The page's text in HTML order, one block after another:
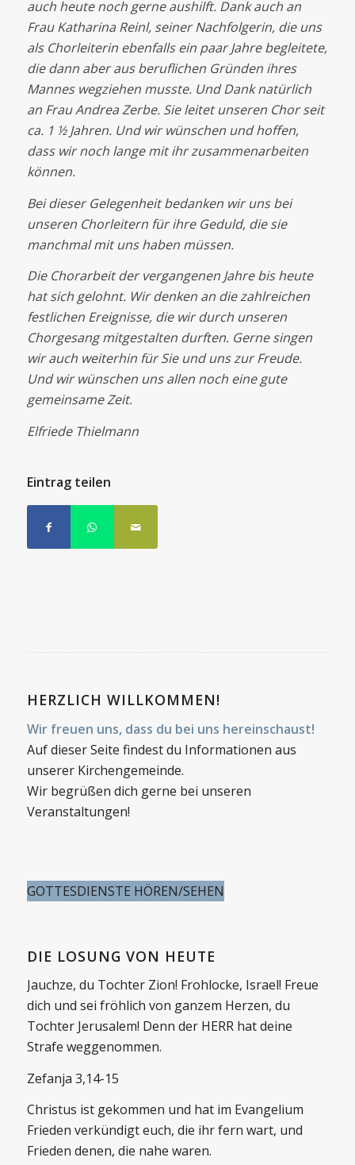
auch heute noch gerne aushilft. Dank auch an
Frau Katharina Reinl, seiner Nachfolgerin, die uns
als Chorleiterin ebenfalls ein paar Jahre begleitete,
die dann aber aus beruflichen Gründen ihres
Mannes wegziehen musste. Und Dank natürlich
an Frau Andrea Zerbe. Sie leitet unseren Chor seit
ca. 1 ½ Jahren. Und wir wünschen und hoffen,
dass wir noch lange mit ihr zusammenarbeiten
können.
Bei dieser Gelegenheit bedanken wir uns bei
unseren Chorleitern für ihre Geduld, die sie
manchmal mit uns haben müssen.
Die Chorarbeit der vergangenen Jahre bis heute
hat sich gelohnt. Wir denken an die zahlreichen
festlichen Ereignisse, die wir durch unseren
Chorgesang mitgestalten durften. Gerne singen
wir auch weiterhin für Sie und uns zur Freude.
Und wir wünschen uns allen noch eine gute
gemeinsame Zeit.
Elfriede Thielmann
Eintrag teilen
HERZLICH WILLKOMMEN!
Wir freuen uns, dass du bei uns hereinschaust!
Auf dieser Seite findest du Informationen aus
unserer Kirchengemeinde.
Wir begrüßen dich gerne bei unseren
Veranstaltungen!
GOTTESDIENSTE HÖREN/SEHEN
DIE LOSUNG VON HEUTE
Jauchze, du Tochter Zion! Frohlocke, Israel! Freue
dich und sei fröhlich von ganzem Herzen, du
Tochter Jerusalem! Denn der HERR hat deine
Strafe weggenommen.
Zefanja 3,14-15
Christus ist gekommen und hat im Evangelium
Frieden verkündigt euch, die ihr fern wart, und
Frieden denen, die nahe waren.